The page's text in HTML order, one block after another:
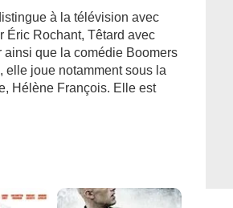
à la télévision avec
Éric Rochant, Têtard avec
ainsi que la comédie Boomers
elle joue notamment sous la
Hélène François. Elle est